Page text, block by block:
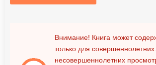
Внимание! Книга может
только для
несовершеннолетних